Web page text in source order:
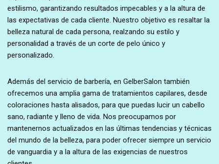
estilismo, garantizando resultados impecables y a la altura de
las expectativas de cada cliente. Nuestro objetivo es resaltar la
belleza natural de cada persona, realzando su estilo y
personalidad a través de un corte de pelo único y
personalizado.
Además del servicio de barbería, en GelberSalon también
ofrecemos una amplia gama de tratamientos capilares, desde
coloraciones hasta alisados, para que puedas lucir un cabello
sano, radiante y lleno de vida. Nos preocupamos por
mantenernos actualizados en las últimas tendencias y técnicas
del mundo de la belleza, para poder ofrecer siempre un servicio
de vanguardia y a la altura de las exigencias de nuestros